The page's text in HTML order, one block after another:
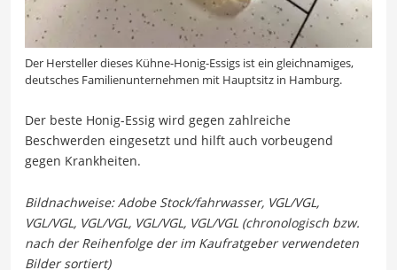
Der Hersteller dieses Kühne-Honig-Essigs ist ein gleichnamiges,
deutsches Familienunternehmen mit Hauptsitz in Hamburg.
Der beste Honig-Essig wird gegen zahlreiche
Beschwerden eingesetzt und hilft auch vorbeugend
gegen Krankheiten.